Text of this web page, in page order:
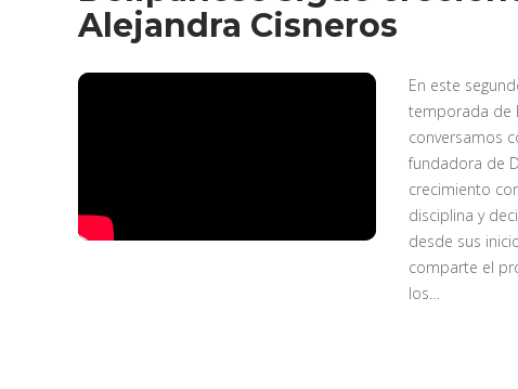
Alejandra Cisneros
En este
temporada de
conversamos
fundadora de
crecimiento
disciplina y
desde sus
comparte el
los…